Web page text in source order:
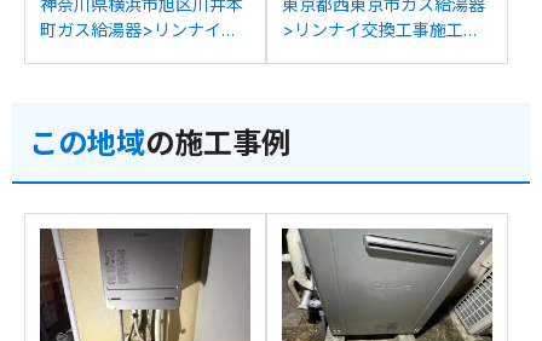
町ガス給湯器>リンナイ交
交換
>リンナイ交換工事施工事
この地域の施工事例